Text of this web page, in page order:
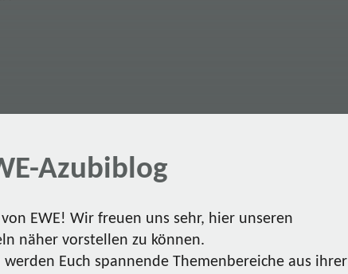
Azubiblog
EWE! Wir freuen uns sehr, hier unseren
näher vorstellen zu können.
werden Euch spannende Themenbereiche aus ihrer